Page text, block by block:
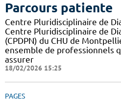
Parcours patiente
Centre Pluridisciplinaire de
Centre Pluridisciplinaire de
(CPDPN) du CHU de
ensemble de professionnels
assurer
18/02/2026 15:25
PAGES